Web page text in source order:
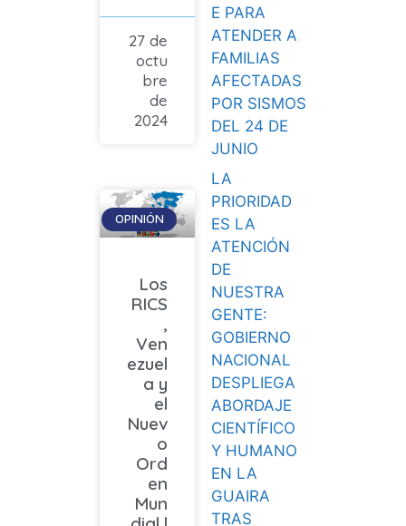
E PARA
ATENDER A
FAMILIAS
AFECTADAS
POR SISMOS
DEL 24 DE
JUNIO
LA
PRIORIDAD
ES LA
ATENCIÓN
DE
NUESTRA
GENTE:
GOBIERNO
NACIONAL
DESPLIEGA
ABORDAJE
CIENTÍFICO
Y HUMANO
EN LA
GUAIRA
TRAS
27 de
octu
bre
de
2024
OPINIÓN
Los
RICS
,
Ven
ezuel
a y
el
Nuev
o
Ord
en
Mun